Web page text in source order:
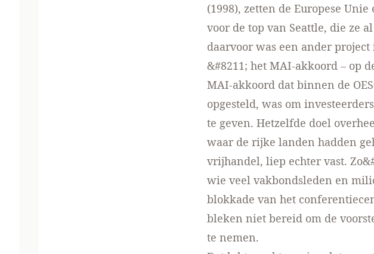
(1998), zetten de Europese
voor de top van Seattle, die ze
daarvoor was een ander
&#8211; het MAI-akkoord – op
MAI-akkoord dat binnen de
opgesteld, was om
te geven. Hetzelfde doel
waar de rijke landen hadden
vrijhandel, liep echter vast.
wie veel vakbondsleden en
blokkade van het
bleken niet bereid om de
te nemen.